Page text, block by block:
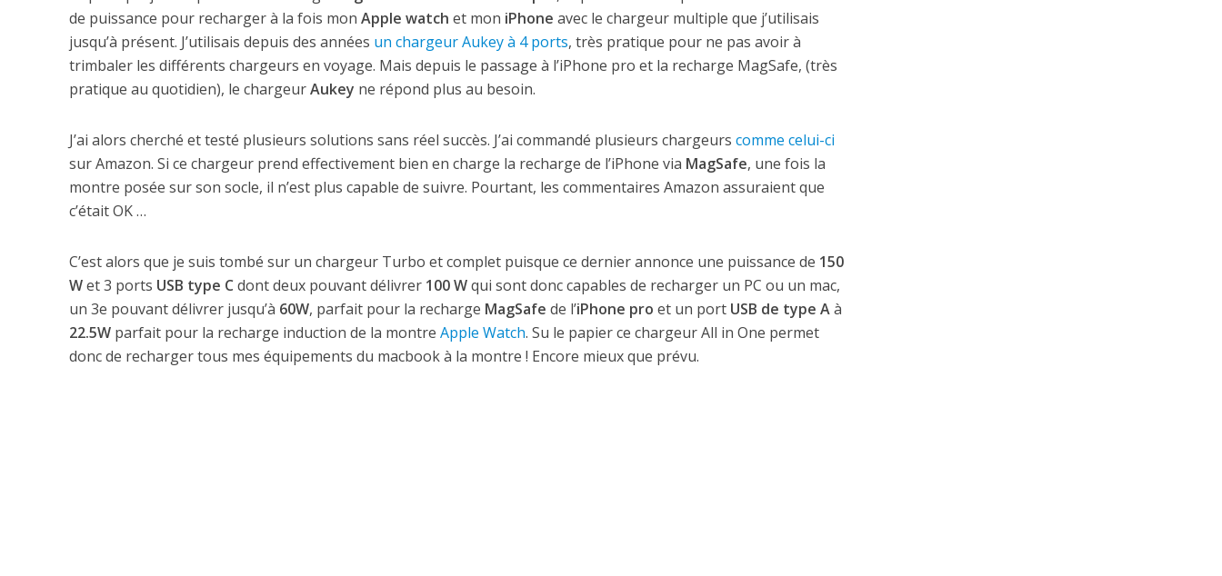
de puissance pour recharger à la fois mon Apple watch et mon iPhone avec le chargeur multiple que j’utilisais
jusqu’à présent. J’utilisais depuis des années un chargeur Aukey à 4 ports, très pratique pour ne pas avoir à
trimbaler les différents chargeurs en voyage. Mais depuis le passage à l’iPhone pro et la recharge MagSafe, (très
pratique au quotidien), le chargeurAukey ne répond plus au besoin.
J’ai alors cherché et testé plusieurs solutions sans réel succès. J’ai commandé plusieurs chargeurs comme celui-ci
sur Amazon. Si ce chargeur prend effectivement bien en charge la recharge de l’iPhone via MagSafe, une fois la
montre posée sur son socle, il n’est plus capable de suivre. Pourtant, les commentaires Amazon assuraient que
c’était OK …
C’est alors que je suis tombé sur un chargeur Turbo et complet puisque ce dernier annonce une puissance de 150
Wet 3 ports USB type Cdont deux pouvant délivrer 100 Wqui sont donc capables de recharger un PC ou un mac,
un 3e pouvant délivrer jusqu’à 60W, parfait pour la recharge MagSafe de l’iPhone pro et un port USB de type Aà
22.5Wparfait pour la recharge induction de la montre Apple Watch. Su le papier ce chargeur All in One permet
donc de recharger tous mes équipements du macbook à la montre ! Encore mieux que prévu.